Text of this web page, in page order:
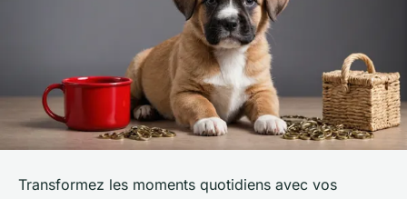
Transformez les moments quotidiens avec vos